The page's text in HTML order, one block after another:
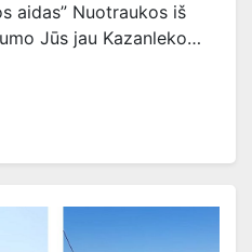
aidas” Nuotraukos iš
Jūs jau Kazanleko…